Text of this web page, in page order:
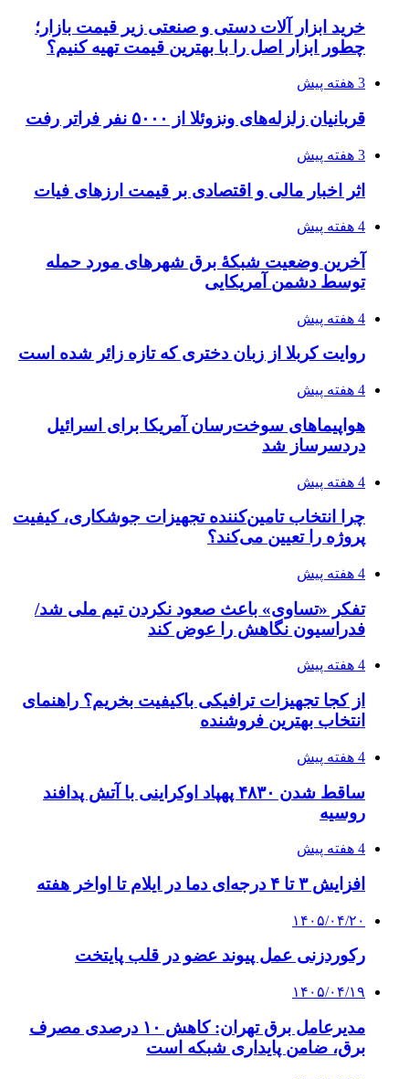
ساقط شدن ۴۸۳۰ پهپاد اوکراینی با آتش پدافند
روسیه
4 هفته پیش
افزایش ۳ تا ۴ درجه‌ای دما در ایلام تا اواخر هفته
۱۴۰۵/۰۴/۲۰
رکوردزنی عمل پیوند عضو در قلب پایتخت
۱۴۰۵/۰۴/۱۹
مدیرعامل برق تهران: کاهش ۱۰ درصدی مصرف
برق، ضامن پایداری شبکه است
۱۴۰۵/۰۴/۱۸
راه اندازی مرغداری؛ محاسبه هزینه، درآمد و سود با
۱۴۲۰؛ راه ارتباطی بیمه شدگان تأمین‌اجتماعی
۱۴۰۵/۰۴/۱۶
احتمال بازگشت نرخ حمل دریایی به قبل از جنگ
طی ۲ تا ۳ ماه آینده
پیوندها
خرید بهترین قهوه | خرید قهوه | قهوه گرنیکا کافی
صندوق طلا
صندوق طلا
وام فوری
بازار و کسب و کار
7 ساعت پیش
روی دیگر پلتفرم‌های آنلاین طلا؛ چیزی که قبل از
3 هفته پیش
خرید ابزار آلات دستی و صنعتی زیر قیمت بازار؛
پروژه را تعیین می‌کند؟
4 هفته پیش
از کجا تجهیزات ترافیکی باکیفیت بخریم؟ راهنمای
انتخاب بهترین فروشنده